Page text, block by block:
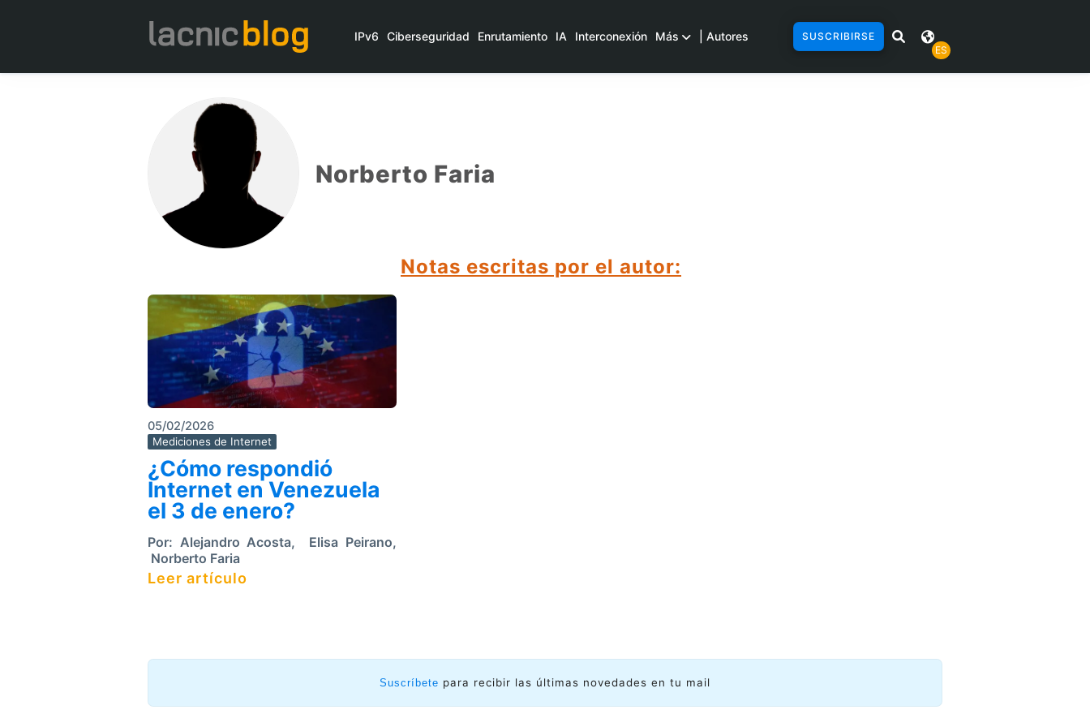
IPv6 Ciberseguridad Enrutamiento IA Interconexión Más | Autores
SUSCRIBIRSE
ES
Norberto Faria
Notas escritas por el autor:
05/02/2026
Mediciones de Internet
¿Cómo respondió
Internet en Venezuela
el 3 de enero?
Por: Alejandro Acosta, Elisa Peirano,
Norberto Faria
Leer artículo
Suscríbete para recibir las últimas novedades en tu mail